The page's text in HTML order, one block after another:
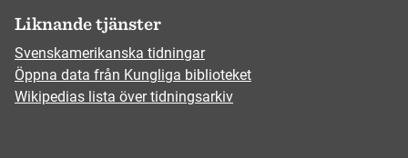
Liknande tjänster
Svenskamerikanska tidningar
Öppna data från Kungliga biblioteket
Wikipedias lista över tidningsarkiv